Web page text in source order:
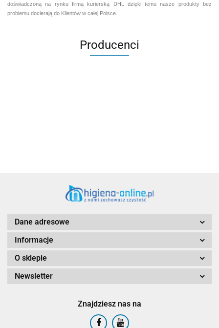
doświadczoną na rynku firmą kurierską DHL dzięki temu nasze produkty bez
problemu docierają do Klientów w całej Polsce.
Producenci
Dane adresowe
Informacje
O sklepie
Newsletter
Znajdziesz nas na